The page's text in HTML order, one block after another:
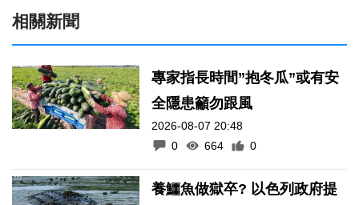
相關新聞
專家指長時間”抱冬瓜”或有安
全隱患籲勿跟風
2026-08-07 20:48
0
664 0
養鱷魚做獄卒? 以色列政府提